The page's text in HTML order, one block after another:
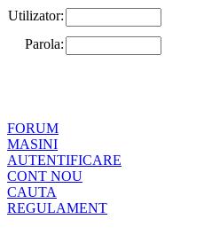
Utilizator:
Parola:
FORUM
MASINI
AUTENTIFICARE
CONT NOU
CAUTA
REGULAMENT